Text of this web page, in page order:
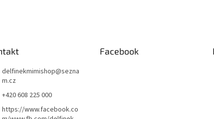
delfinekmimishop@sezna
m.cz
+420 608 225 000
https://www.facebook.co
Facebook